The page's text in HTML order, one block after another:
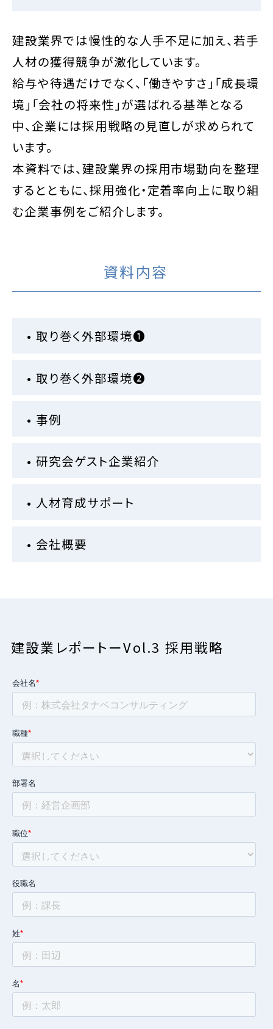
建設業界では慢性的な人手不足に加え、若手
人材の獲得競争が激化しています。
給与や待遇だけでなく、「働きやすさ」「成長環
境」「会社の将来性」が選ばれる基準となる
中、企業には採用戦略の見直しが求められて
います。
本資料では、建設業界の採用市場動向を整理
するとともに、採用強化・定着率向上に取り組
む企業事例をご紹介します。
資料内容
• 取り巻く外部環境❶
• 取り巻く外部環境❷
• 事例
• 研究会ゲスト企業紹介
• 人材育成サポート
• 会社概要
建設業レポートーVol.3 採用戦略